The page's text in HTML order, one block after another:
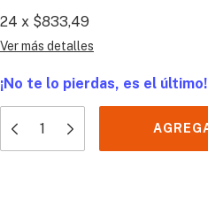
24 x $833,49
Ver más detalles
¡No te lo pierdas, es el último!